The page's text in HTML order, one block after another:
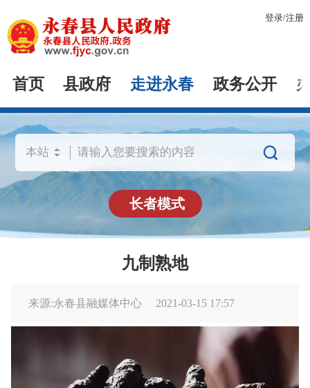
登录/注册
首页 县政府 走进永春 政务公开

长者模式
九制熟地
来源:永春县融媒体中心 2021-03-15 17:57